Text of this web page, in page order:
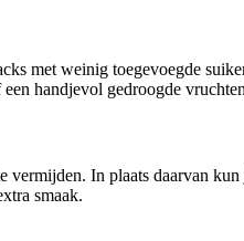
met weinig toegevoegde
handjevol gedroogde
In plaats daarvan
smaak.